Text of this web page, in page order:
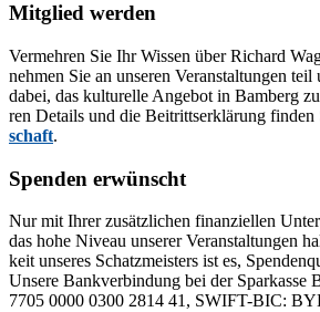
Mitglied werden
Ver­meh­ren Sie Ihr Wis­sen über Ri­chard
neh­men Sie an un­se­ren Ver­an­stal­tun­gen teil
da­bei, das kul­tu­rel­le An­ge­bot in Bam­berg
ren De­tails und die Bei­tritts­er­klä­rung fin­den
schaft.
Spenden erwünscht
Nur mit Ih­rer zu­sätz­li­chen fi­nan­zi­el­len
das hohe Ni­veau un­se­rer Ver­an­stal­tun­gen
keit un­se­res Schatz­meis­ters ist es,
Un­se­re Bank­ver­bin­dung bei der
7705 0000 0300 2814 41, SWIFT-BIC: